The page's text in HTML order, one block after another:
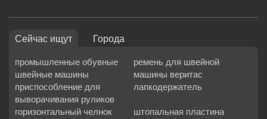
Сейчас ищут Города
промышленные обувные
швейные машины
ремень для швейной
машины веритас
приспособление для
выворачивания руликов
лапкодержатель
горизонтальный челнок штопальная пластина